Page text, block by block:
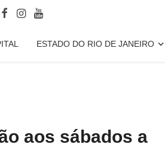
ESTADO DO RIO DE JANEIRO
aos sábados a